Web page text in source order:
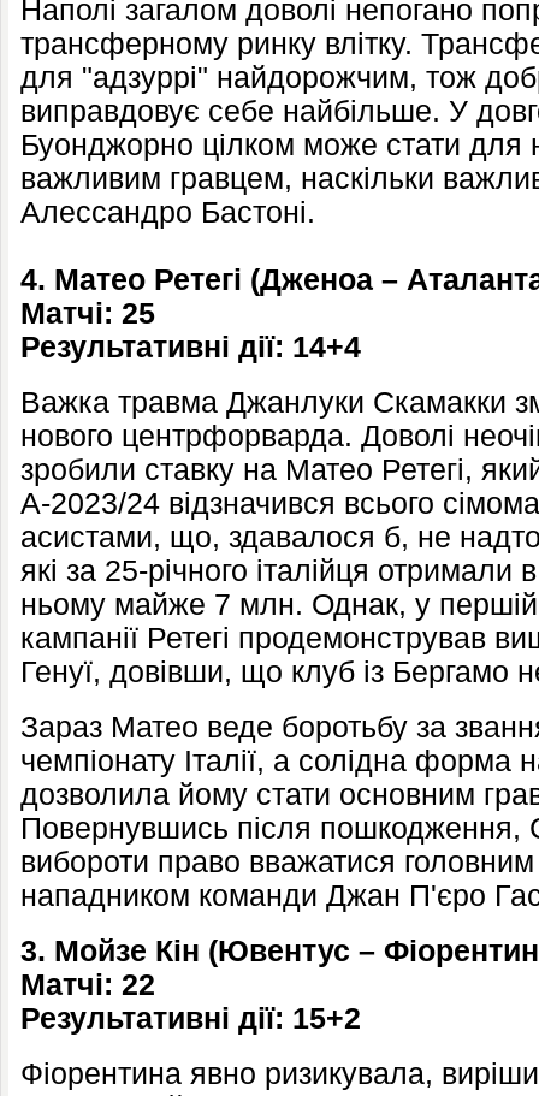
Наполі загалом доволі непогано
трансферному ринку влітку.
для "адзуррі" найдорожчим, тож
виправдовує себе найбільше. У
Буонджорно цілком може стати для
важливим гравцем, наскільки
Алессандро Бастоні.
4. Матео Ретегі (Дженоа –
Матчі: 25
Результативні дії: 14+4
Важка травма Джанлуки Скамакки
нового центрфорварда. Доволі
зробили ставку на Матео Ретегі,
А-2023/24 відзначився всього
асистами, що, здавалося б, не
які за 25-річного італійця
ньому майже 7 млн. Однак, у першій
кампанії Ретегі продемонстрував
Генуї, довівши, що клуб із Бергамо
Зараз Матео веде боротьбу за
чемпіонату Італії, а солідна форма
дозволила йому стати основним
Повернувшись після пошкодження,
вибороти право вважатися
нападником команди Джан П'єро
3. Мойзе Кін (Ювентус –
Матчі: 22
Результативні дії: 15+2
Фіорентина явно ризикувала,